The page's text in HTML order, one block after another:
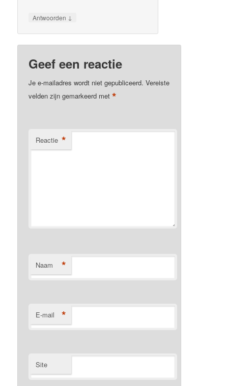
Antwoorden ↓
Geef een reactie
Je e-mailadres wordt niet gepubliceerd. Vereiste
velden zijn gemarkeerd met*
Reactie *
Naam *
E-mail *
Site